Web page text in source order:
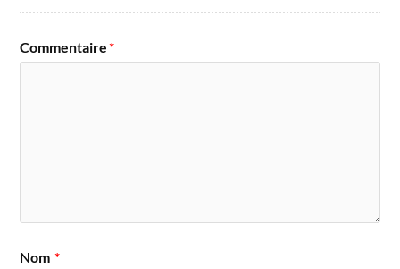
Commentaire*
Nom *